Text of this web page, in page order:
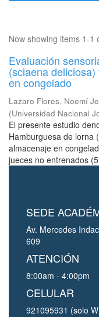
Now showing items 1-1
Evaluación
(sciaena
en congelado
Lazaro Flores, Noemí
(Universidad Nacional
El presente estudio
Hamburguesa de lorna
almacenaje en
jueces no entrenados
SEDE
Av. Mercedes
609
ATENCIÓN
8:00am - 4:00pm
CELULAR
921095931 (solo